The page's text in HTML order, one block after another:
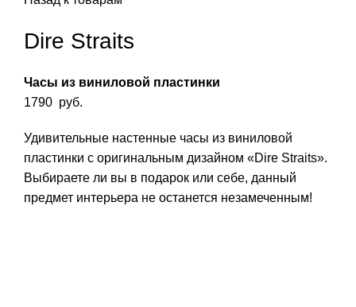
Dire Straits
Часы из виниловой пластинки
1790 руб.
Удивительные настенные часы из виниловой
пластинки с оригинальным дизайном «Dire Straits».
Выбираете ли вы в подарок или себе, данный
предмет интерьера не останется незамеченным!